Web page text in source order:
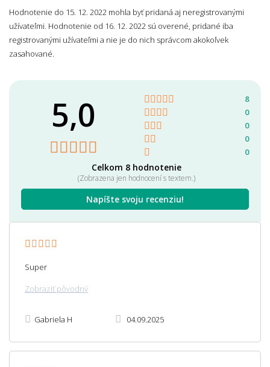
Hodnotenie do 15. 12. 2022 mohla byť pridaná aj neregistrovanými
užívateľmi. Hodnotenie od 16. 12. 2022 sú overené, pridané iba
registrovanými užívateľmi a nie je do nich správcom akokoľvek
zasahované.
5,0
Celkom 8 hodnotenie
(Zobrazena jen hodnocení s textem.)
Napíšte svoju recenziu!
8
0
0
0
0
Super
Zobraziť pôvodný
Gabriela H 04.09.2025